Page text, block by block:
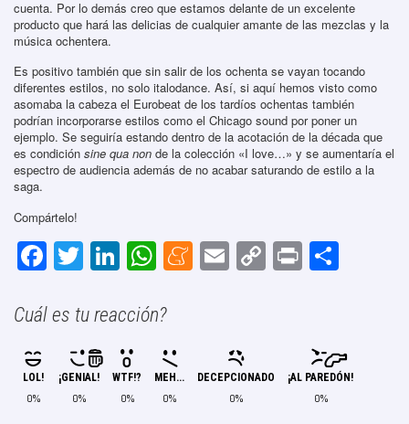
cuenta. Por lo demás creo que estamos delante de un excelente
producto que hará las delicias de cualquier amante de las mezclas y la
música ochentera.
Es positivo también que sin salir de los ochenta se vayan tocando
diferentes estilos, no solo italodance. Así, si aquí hemos visto como
asomaba la cabeza el Eurobeat de los tardíos ochentas también
podrían incorporarse estilos como el Chicago sound por poner un
ejemplo. Se seguiría estando dentro de la acotación de la década que
es condición sine qua non de la colección «I love…» y se aumentaría el
espectro de audiencia además de no acabar saturando de estilo a la
saga.
Compártelo!
F
a
c
b
T
wi
tt
er
Li
n
k
e
dI
n
W
h
at
s
A
p
M
e
a
E
m
C
o
Li
Pr
in
p
ar
Cuál es tu reacción?
LOL!
0%
¡GENIAL!
0%
WTF!?
0%
MEH...
0%
DECEPCIONADO
0%
¡AL PAREDÓN!
0%